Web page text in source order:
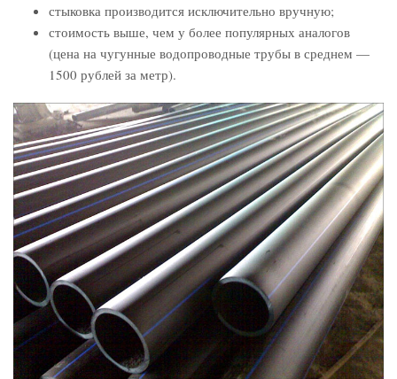
стыковка производится исключительно вручную;
стоимость выше, чем у более популярных аналогов
(цена на чугунные водопроводные трубы в среднем —
1500 рублей за метр).